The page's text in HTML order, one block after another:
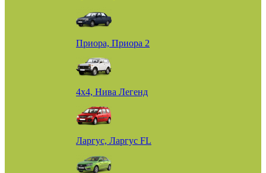
Приора, Приора 2
4х4, Нива Легенд
Ларгус, Ларгус FL